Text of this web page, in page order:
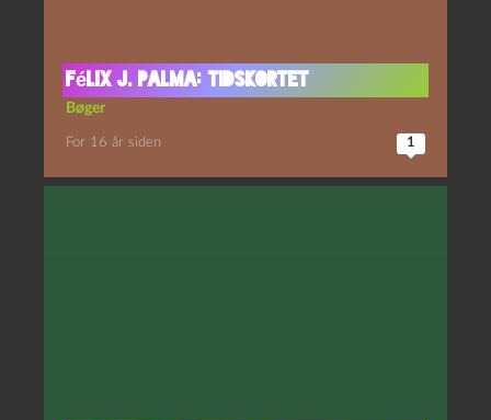
Félix J. Palma: Tidskortet
Bøger
For 16 år siden 1